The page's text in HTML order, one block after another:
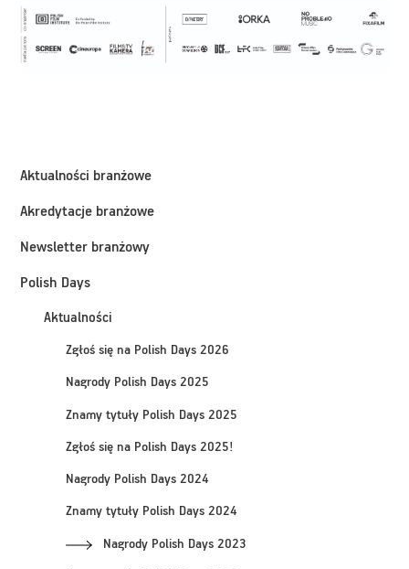
Aktualności branżowe
Akredytacje branżowe
Newsletter branżowy
Polish Days
Aktualności
Zgłoś się na Polish Days 2026
Nagrody Polish Days 2025
Znamy tytuły Polish Days 2025
Zgłoś się na Polish Days 2025!
Nagrody Polish Days 2024
Znamy tytuły Polish Days 2024
Nagrody Polish Days 2023